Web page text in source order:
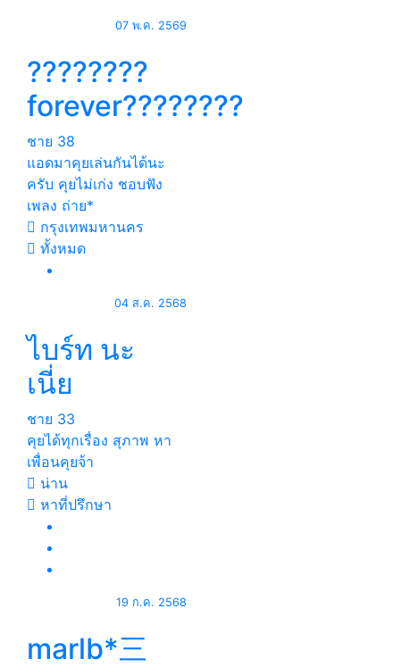
07 พ.ค. 2569
????????
forever????????
ชาย 38
แอดมาคุยเล่นกันได้นะ
ครับ คุยไม่เก่ง ชอบฟัง
เพลง ถ่าย*
กรุงเทพมหานคร
ทั้งหมด
04 ส.ค. 2568
ไบร์ท นะ
เนี่ย
ชาย 33
คุยได้ทุกเรื่อง สุภาพ หา
เพื่อนคุยจ้า
น่าน
หาที่ปรึกษา
19 ก.ค. 2568
marlb*三